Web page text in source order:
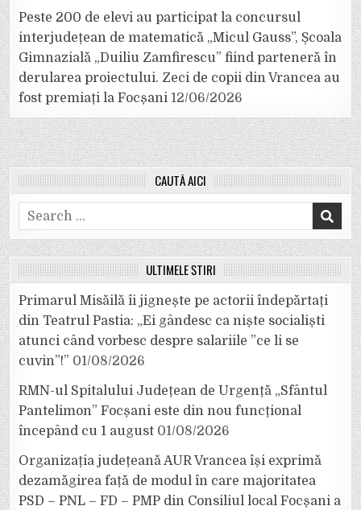
Peste 200 de elevi au participat la concursul
interjudețean de matematică „Micul Gauss”, Școala
Gimnazială „Duiliu Zamfirescu” fiind parteneră în
derularea proiectului. Zeci de copii din Vrancea au
fost premiați la Focșani 12/06/2026
CAUTĂ AICI
Search
for:
ULTIMELE ȘTIRI
Primarul Misăilă îi jignește pe actorii îndepărtați
din Teatrul Pastia: „Ei gândesc ca niște socialiști
atunci când vorbesc despre salariile ”ce li se
cuvin”!” 01/08/2026
RMN-ul Spitalului Județean de Urgență „Sfântul
Pantelimon” Focșani este din nou funcțional
începând cu 1 august 01/08/2026
Organizația județeană AUR Vrancea își exprimă
dezamăgirea față de modul în care majoritatea
PSD – PNL – FD – PMP din Consiliul local Focșani a